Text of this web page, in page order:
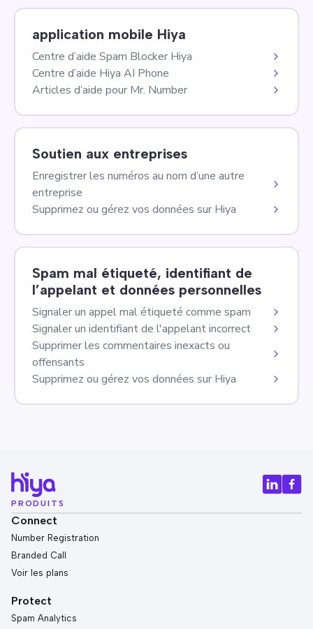
application mobile Hiya
Centre d’aide Spam Blocker Hiya
Centre d’aide Hiya AI Phone
Articles d’aide pour Mr. Number
Soutien aux entreprises
Enregistrer les numéros au nom d’une autre
entreprise
Supprimez ou gérez vos données sur Hiya
Spam mal étiqueté, identifiant de
l’appelant et données personnelles
Signaler un appel mal étiqueté comme spam
Signaler un identifiant de l'appelant incorrect
Supprimer les commentaires inexacts ou
offensants
Supprimez ou gérez vos données sur Hiya
PRODUITS
Connect
Number Registration
Branded Call
Voir les plans
Protect
Spam Analytics